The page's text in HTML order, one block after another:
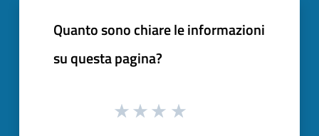
Quanto sono chiare le informazioni
su questa pagina?